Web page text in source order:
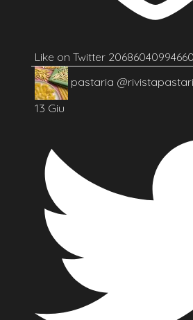
Like on Twitter
pastaria
13 Giu